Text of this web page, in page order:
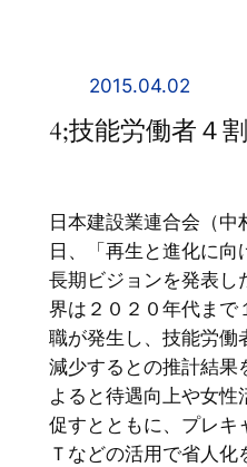
2015.04.02
4;技能労働者４
日本建設業連合会（中
日、「再生と進化に
長期ビジョンを発表し
界は２０２０年代まで
職が発生し、技能労働
減少するとの推計結果
よると待遇向上や女性
促すとともに、プレキ
Ｔなどの活用で省人化